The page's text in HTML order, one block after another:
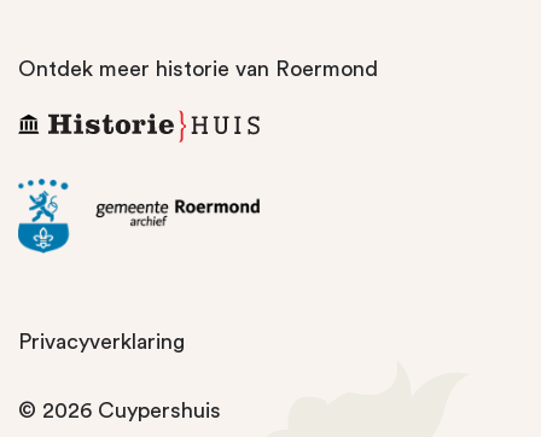
Ontdek meer historie van Roermond
Privacyverklaring
© 2026 Cuypershuis